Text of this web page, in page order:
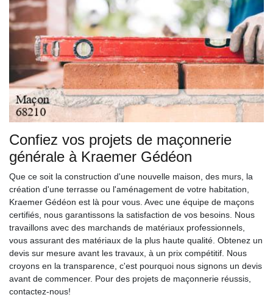
Confiez vos projets de maçonnerie
générale à Kraemer Gédéon
Que ce soit la construction d'une nouvelle maison, des murs, la
création d'une terrasse ou l'aménagement de votre habitation,
Kraemer Gédéon est là pour vous. Avec une équipe de maçons
certifiés, nous garantissons la satisfaction de vos besoins. Nous
travaillons avec des marchands de matériaux professionnels,
vous assurant des matériaux de la plus haute qualité. Obtenez un
devis sur mesure avant les travaux, à un prix compétitif. Nous
croyons en la transparence, c'est pourquoi nous signons un devis
avant de commencer. Pour des projets de maçonnerie réussis,
contactez-nous!